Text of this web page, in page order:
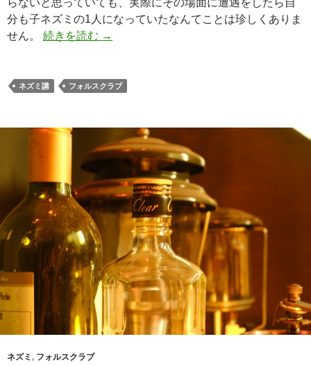
分も子ネズミの1人になっていたなんてことは珍しくありま
せん。 続きを読む フォルスクラブはネズミ講にもあわずに
→
ネズミ講 フォルスクラブ
ネズミ , フォルスクラブ